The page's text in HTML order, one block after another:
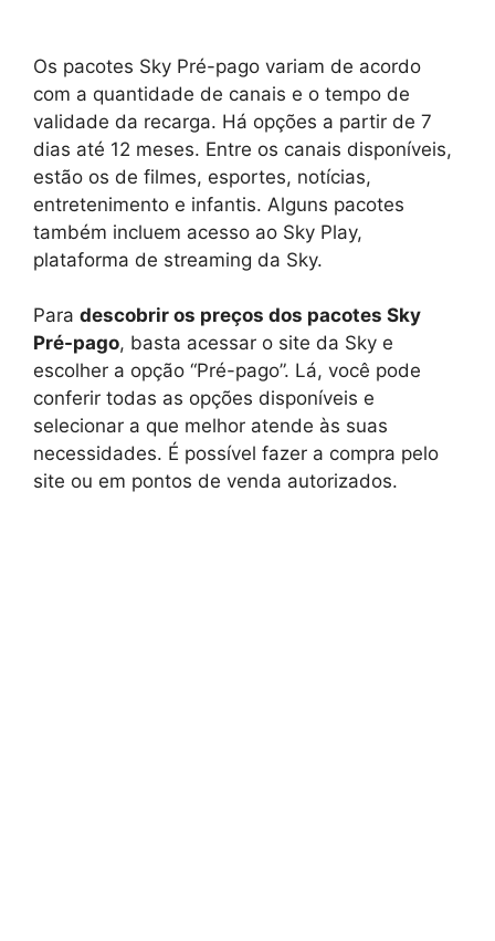
Os pacotes Sky Pré-pago variam de acordo
com a quantidade de canais e o tempo de
validade da recarga. Há opções a partir de 7
dias até 12 meses. Entre os canais disponíveis,
estão os de filmes, esportes, notícias,
entretenimento e infantis. Alguns pacotes
também incluem acesso ao Sky Play,
plataforma de streaming da Sky.
Para descobrir os preços dos pacotes Sky
Pré-pago, basta acessar o site da Sky e
escolher a opção “Pré-pago”. Lá, você pode
conferir todas as opções disponíveis e
selecionar a que melhor atende às suas
necessidades. É possível fazer a compra pelo
site ou em pontos de venda autorizados.